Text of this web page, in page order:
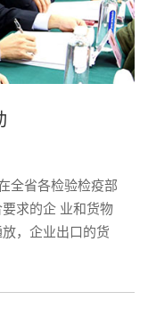
全省各检验检疫部
求的企 业和货物
，企业出口的货
进口的货